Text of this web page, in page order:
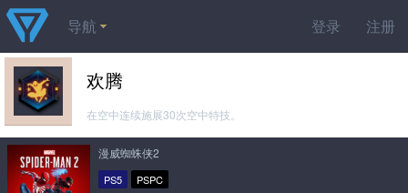
登录 注册
导航
欢腾
在空中连续施展30次空中特技。
漫威蜘蛛侠2
PS5 PSPC